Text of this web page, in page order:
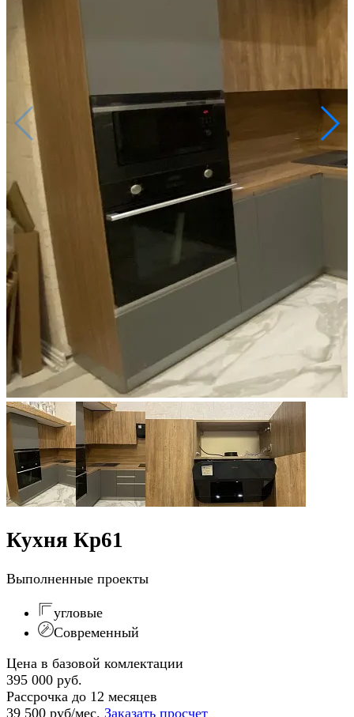
Кухня Кр61
Выполненные проекты
угловые
Современный
Цена в базовой комлектации
395 000 руб.
Рассрочка до 12 месяцев
39 500 руб/мес. Заказать просчет